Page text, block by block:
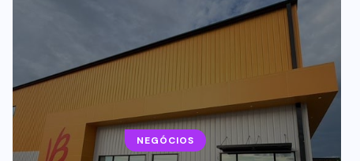
NEGÓCIOS
NEGÓCIOS TENDÊNCIAS